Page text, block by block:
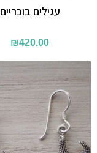
עגילים בוכריים
₪420.00